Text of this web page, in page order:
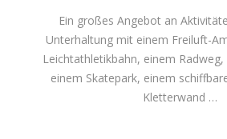
Ein großes Angebot an
Unterhaltung mit einem Freiluft-
Leichtathletikbahn, einem
einem Skatepark, einem
Kletterwand …